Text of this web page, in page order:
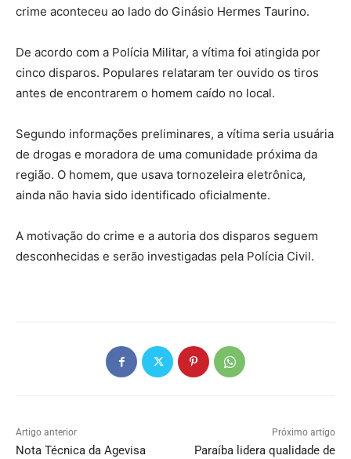
crime aconteceu ao lado do Ginásio Hermes Taurino.
De acordo com a Polícia Militar, a vítima foi atingida por
cinco disparos. Populares relataram ter ouvido os tiros
antes de encontrarem o homem caído no local.
Segundo informações preliminares, a vítima seria usuária
de drogas e moradora de uma comunidade próxima da
região. O homem, que usava tornozeleira eletrônica,
ainda não havia sido identificado oficialmente.
A motivação do crime e a autoria dos disparos seguem
desconhecidas e serão investigadas pela Polícia Civil.
Artigo anterior
Nota Técnica da Agevisa
Próximo artigo
Paraíba lidera qualidade de